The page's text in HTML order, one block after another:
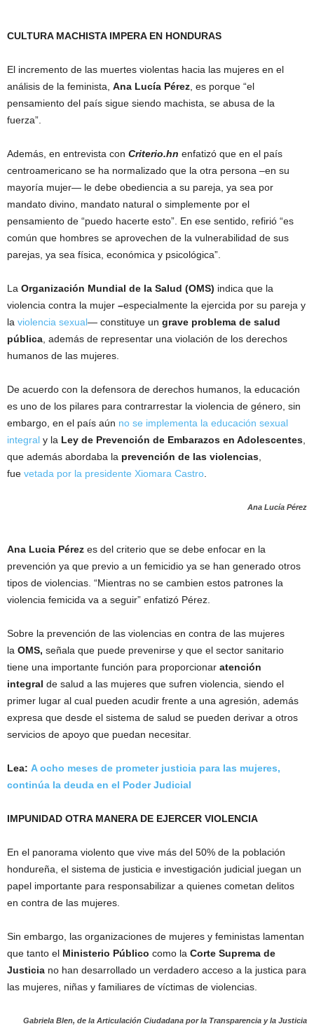
CULTURA MACHISTA IMPERA EN HONDURAS
El incremento de las muertes violentas hacia las mujeres en el
análisis de la feminista, Ana Lucía Pérez , es porque “el
pensamiento del país sigue siendo machista, se abusa de la
fuerza”.
Además, en entrevista con Criterio.hn enfatizó que en el país
centroamericano se ha normalizado que la otra persona –en su
mayoría mujer— le debe obediencia a su pareja, ya sea por
mandato divino, mandato natural o simplemente por el
pensamiento de “puedo hacerte esto”. En ese sentido, refirió “es
común que hombres se aprovechen de la vulnerabilidad de sus
parejas, ya sea física, económica y psicológica”.
La Organización Mundial de la Salud (OMS) indica que la
violencia contra la mujer –especialmente la ejercida por su pareja y
la violencia sexual— constituye un grave problema de salud
pública , además de representar una violación de los derechos
humanos de las mujeres.
De acuerdo con la defensora de derechos humanos, la educación
es uno de los pilares para contrarrestar la violencia de género, sin
embargo, en el país aún no se implementa la educación sexual
integral y la Ley de Prevención de Embarazos en Adolescentes
que además abordaba la prevención de las violencias
fue vetada por la presidente Xiomara Castro
Ana Lucía Pérez
Ana Lucia Pérez es del criterio que se debe enfocar en la
prevención ya que previo a un femicidio ya se han generado otros
tipos de violencias. “Mientras no se cambien estos patrones la
violencia femicida va a seguir” enfatizó Pérez.
Sobre la prevención de las violencias en contra de las mujeres
la OMS, señala que puede prevenirse y que el sector sanitario
tiene una importante función para proporcionar atención
integral de salud a las mujeres que sufren violencia, siendo el
primer lugar al cual pueden acudir frente a una agresión, además
expresa que desde el sistema de salud se pueden derivar a otros
servicios de apoyo que puedan necesitar.
Lea: A ocho meses de prometer justicia para las mujeres,
continúa la deuda en el Poder Judicial
IMPUNIDAD OTRA MANERA DE EJERCER VIOLENCIA
En el panorama violento que vive más del 50% de la población
hondureña, el sistema de justicia e investigación judicial juegan un
papel importante para responsabilizar a quienes cometan delitos
en contra de las mujeres.
Sin embargo, las organizaciones de mujeres y feministas lamentan
que tanto el Ministerio Público como la Corte Suprema de
Justicia no han desarrollado un verdadero acceso a la justica para
las mujeres, niñas y familiares de víctimas de violencias.
Gabriela Blen, de la Articulación Ciudadana por la Transparencia y la Justicia